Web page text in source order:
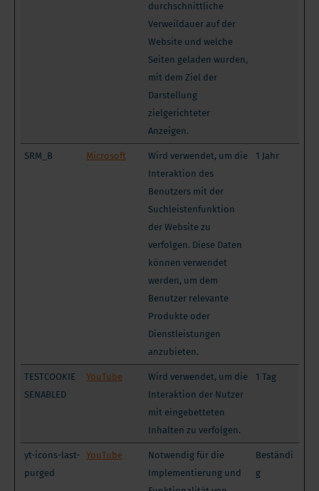
durchschnittliche
Verweildauer auf der
Website und welche
Seiten geladen wurden,
mit dem Ziel der
Darstellung
zielgerichteter
Anzeigen.
SRM_B Microsoft
Wird verwendet, um die
Interaktion des
Benutzers mit der
Suchleistenfunktion
der Website zu
verfolgen. Diese Daten
können verwendet
werden, um dem
Benutzer relevante
Produkte oder
Dienstleistungen
anzubieten.
1 Jahr
TESTCOOKIE
SENABLED
YouTube
Wird verwendet, um die
Interaktion der Nutzer
mit eingebetteten
Inhalten zu verfolgen.
1 Tag
yt-icons-last-
purged
YouTube
Notwendig für die
Implementierung und
Beständi
g